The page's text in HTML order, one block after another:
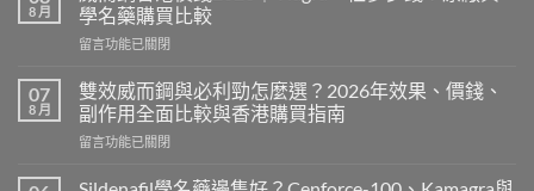
士
有
副
用
嗎？
Cialis
常
8 月
學名藥購買比較
在
而
鋼
香
港
錢
留言功能已關閉
07
8 月
雙效威而鋼與必利勁怎麼選？2026年效果、價錢、
副作用全面比較與香港購買指南
在
效
留言功能已關閉